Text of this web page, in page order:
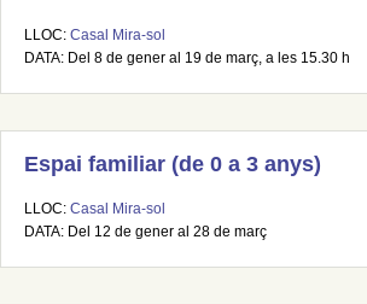
LLOC: Casal Mira-sol
DATA: Del 8 de gener al 19 de març, a les 15.30 h
Espai familiar (de 0 a 3 anys)
LLOC: Casal Mira-sol
DATA: Del 12 de gener al 28 de març